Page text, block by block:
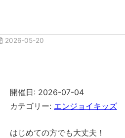
2026-05-20
開催日: 2026-07-04
カテゴリー: エンジョイキッズ
はじめての方でも大丈夫！